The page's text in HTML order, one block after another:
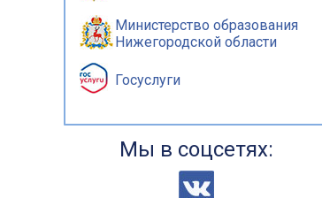
Министерство образования
Нижегородской области
Госуслуги
Мы в соцсетях: